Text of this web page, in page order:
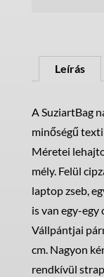
Leírás
A SuziartBag
minőségű
Méretei
mély. Felül
laptop zseb,
is van egy-egy
Vállpántjai
cm. Nagyon
rendkívül